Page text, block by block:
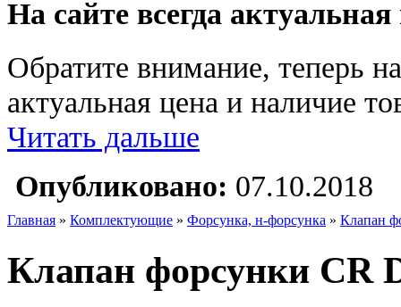
На сайте всегда
Обратите внимание, теперь
актуальная цена и наличие
Читать дальше
Опубликовано: 07.10.2018
Главная » Комплектующие » Форсунка, н-форсунка » Клапан
Клапан форсунки CR